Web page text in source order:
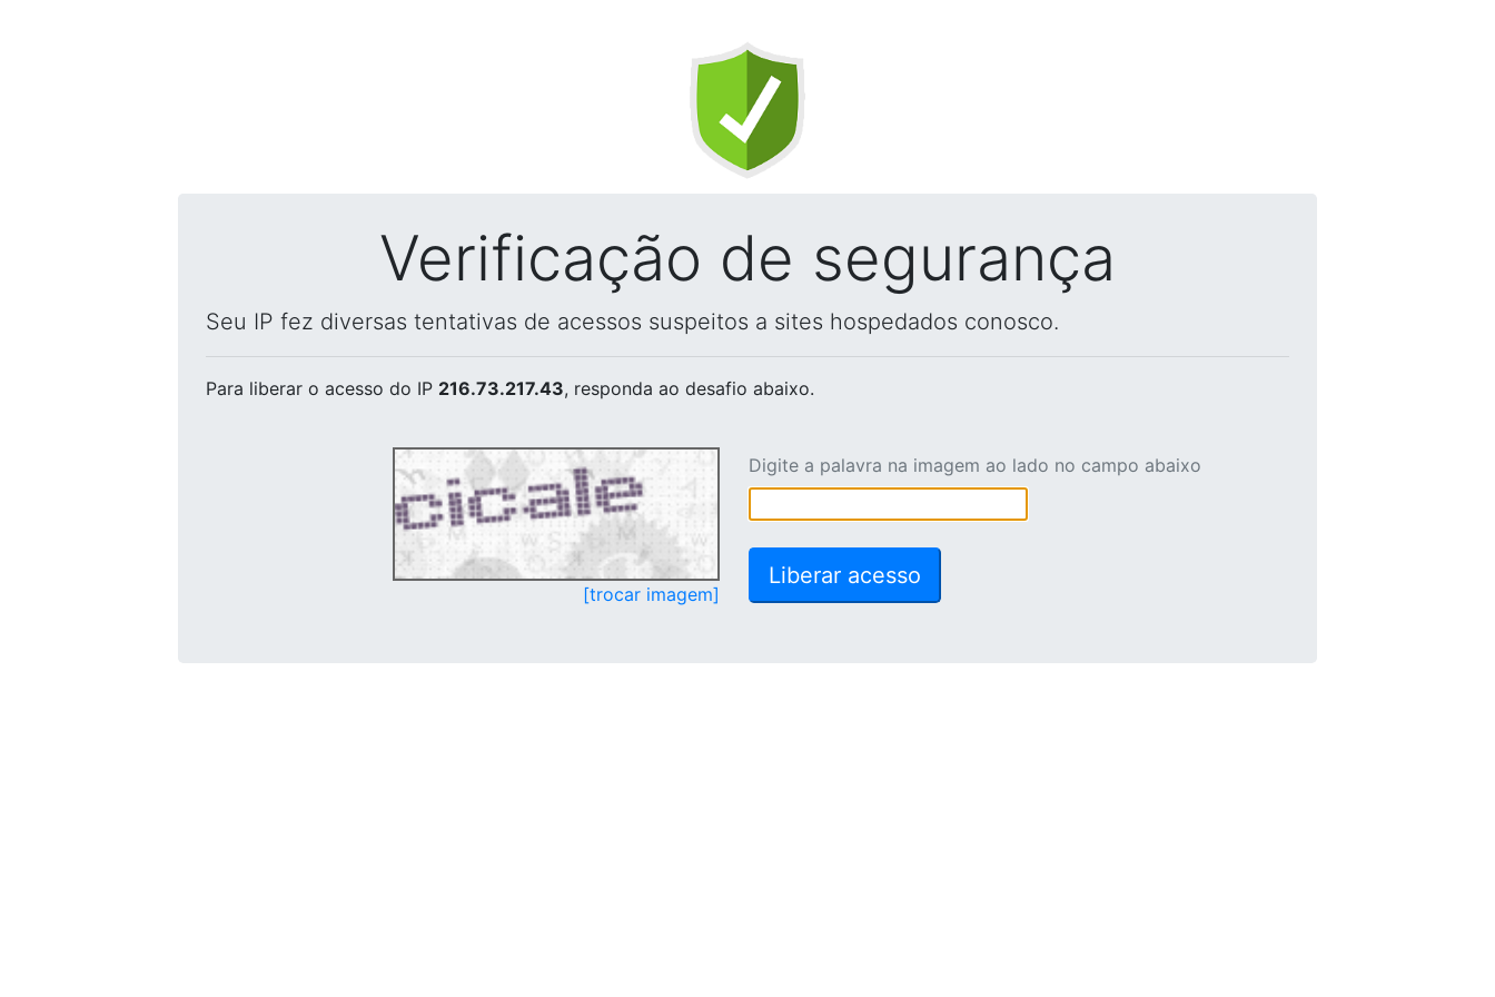
Verificação de segurança
Seu IP fez diversas tentativas de acessos suspeitos a sites hospedados conosco.
Para liberar o acesso do IP 216.73.217.43, responda ao desafio abaixo.
[trocar imagem]
Digite a palavra na imagem ao lado no campo abaixo